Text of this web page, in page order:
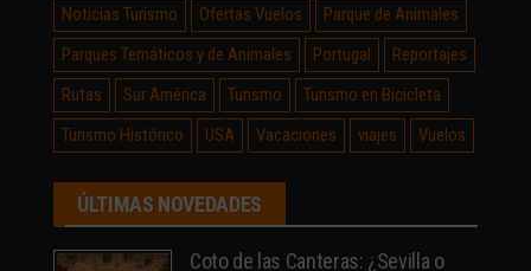
Noticias Turismo
Ofertas Vuelos
Parque de Animales
Parques Temáticos y de Animales
Portugal
Reportajes
Rutas
Sur América Turismo
Turismo en Bicicleta
Turismo Histórico
USA Vacaciones viajes Vuelos
ÚLTIMAS NOVEDADES
Coto de las Canteras: ¿Sevilla o